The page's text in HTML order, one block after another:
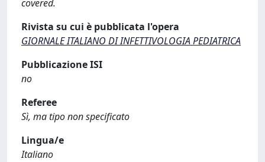
covered.
Rivista su cui è pubblicata l'opera
GIORNALE ITALIANO DI INFETTIVOLOGIA PEDIATRICA
Pubblicazione ISI
no
Referee
Sì, ma tipo non specificato
Lingua/e
Italiano